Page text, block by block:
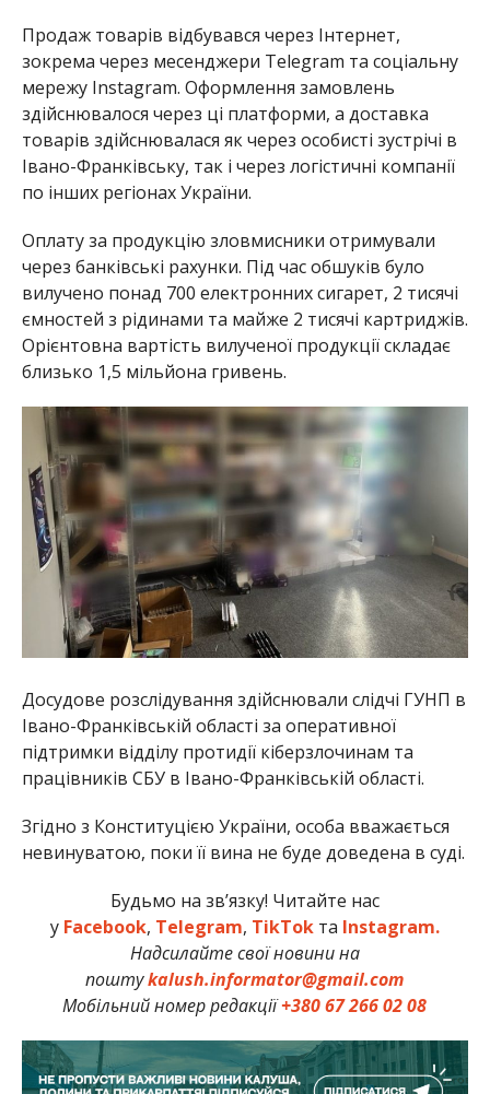
Продаж товарів відбувався через Інтернет,
зокрема через месенджери Telegram та соціальну
мережу Instagram. Оформлення замовлень
здійснювалося через ці платформи, а доставка
товарів здійснювалася як через особисті зустрічі в
Івано-Франківську, так і через логістичні компанії
по інших регіонах України.
Оплату за продукцію зловмисники отримували
через банківські рахунки. Під час обшуків було
вилучено понад 700 електронних сигарет, 2 тисячі
ємностей з рідинами та майже 2 тисячі картриджів.
Орієнтовна вартість вилученої продукції складає
близько 1,5 мільйона гривень.
Досудове розслідування здійснювали слідчі ГУНП в
Івано-Франківській області за оперативної
підтримки відділу протидії кіберзлочинам та
працівників СБУ в Івано-Франківській області.
Згідно з Конституцією України, особа вважається
невинуватою, поки її вина не буде доведена в суді.
Будьмо на зв’язку! Читайте нас
у Facebook, Telegram, TikTokта Instagram.
Надсилайте свої новини на
поштуkalush.informator@gmail.com
Мобільний номер редакції+380 67 266 02 08